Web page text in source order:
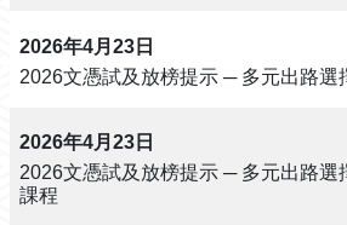
2026年4月23日
2026文憑試及放榜提示 ─ 多元出路選
2026年4月23日
2026文憑試及放榜提示 ─ 多元出路選
課程